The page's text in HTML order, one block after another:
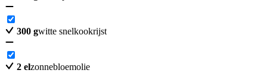
300 gwitte snelkookrijst
2 elzonnebloemolie